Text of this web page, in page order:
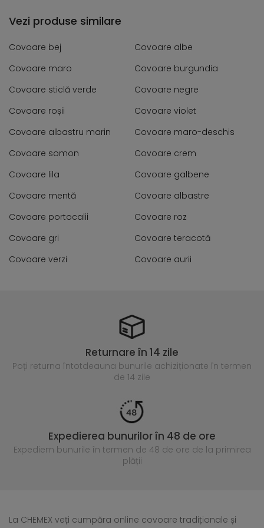
Vezi produse similare
Covoare bej
Covoare albe
Covoare maro
Covoare burgundia
Covoare sticlă verde
Covoare negre
Covoare roșii
Covoare violet
Covoare albastru marin
Covoare maro-deschis
Covoare somon
Covoare crem
Covoare lila
Covoare galbene
Covoare mentă
Covoare albastre
Covoare portocalii
Covoare roz
Covoare gri
Covoare teracotă
Covoare verzi
Covoare aurii
Returnare în 14 zile
Poți returna întotdeauna bunurile achiziționate în termen
de 14 zile
Expedierea bunurilor în 48 de ore
Expediem bunurile în termen de 48 de ore de la primirea
plății
La CHEMEX veți cumpăra online covoare tradiționale și